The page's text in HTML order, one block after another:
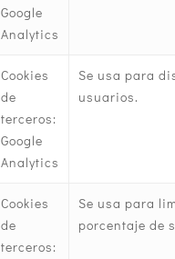
Google
Analytics
Cookies
de
terceros:
Google
Analytics
Se usa para
usuarios.
Cookies
de
terceros:
Se usa para
porcentaje de